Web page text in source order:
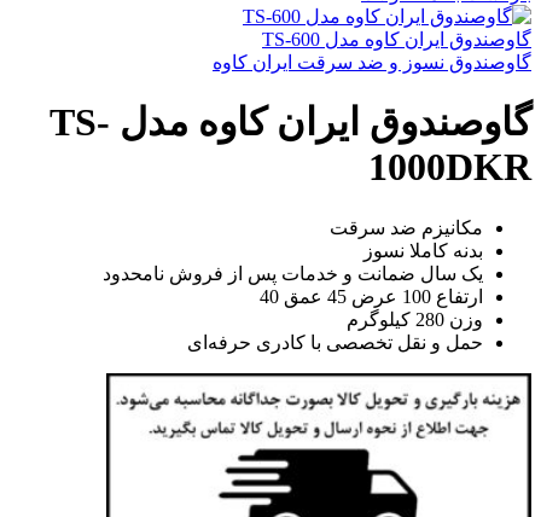
گاوصندوق ایران کاوه مدل TS-600
گاوصندوق نسوز و ضد سرقت ایران کاوه
گاوصندوق ایران کاوه مدل TS-
1000DKR
مکانیزم ضد سرقت
بدنه کاملا نسوز
یک سال ضمانت و خدمات پس از فروش نامحدود
ارتفاع 100 عرض 45 عمق 40
وزن 280 کیلوگرم
حمل و نقل تخصصی با کادری حرفه‌ای